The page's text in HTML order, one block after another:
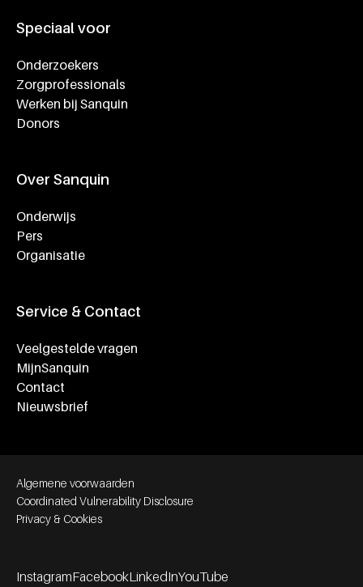
Speciaal voor
Onderzoekers
Zorgprofessionals
Werken bij Sanquin
Donors
Over Sanquin
Onderwijs
Pers
Organisatie
Service & Contact
Veelgestelde vragen
MijnSanquin
Contact
Nieuwsbrief
Footer bottom navigation
Algemene voorwaarden
Coordinated Vulnerability Disclosure
Privacy & Cookies
InstagramFacebookLinkedInYouTube